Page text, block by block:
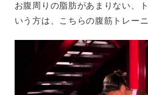
お腹周りの脂肪があまりない、
いう方は、こちらの腹筋トレー